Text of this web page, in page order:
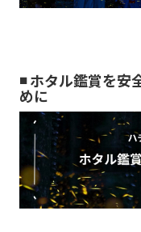
◾️ホタル鑑賞を安
めに